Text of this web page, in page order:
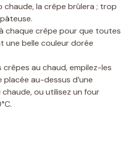
chaude, la crêpe brûlera ; trop
chaque crêpe pour que toutes
une belle couleur dorée
crêpes au chaud, empilez-les
au-dessus d’une
chaude, ou utilisez un four